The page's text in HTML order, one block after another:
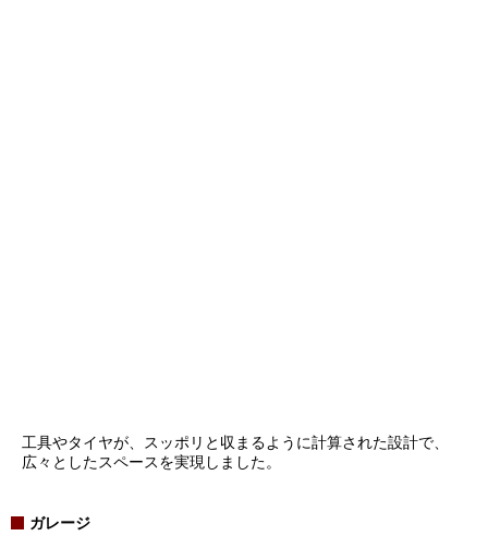
工具やタイヤが、スッポリと収まるように計算された設計で、
広々としたスペースを実現しました。
ガレージ